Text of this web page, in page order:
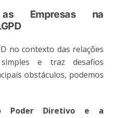
Empresas na
no contexto das relações
e traz desafios
obstáculos, podemos
Poder Diretivo e a